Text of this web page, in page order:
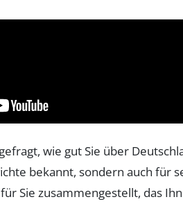
wie gut Sie über
bekannt, sondern auch für
Sie zusammengestellt, das